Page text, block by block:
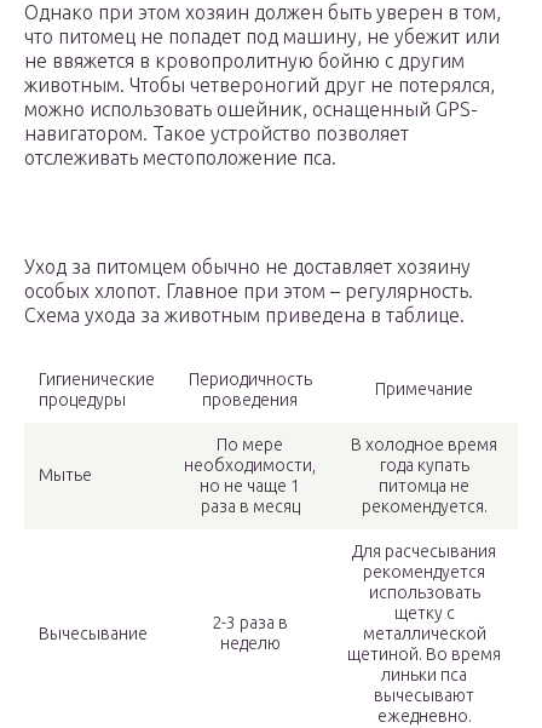
Однако при этом хозяин должен быть уверен в том,
что питомец не попадет под машину, не убежит или
не ввяжется в кровопролитную бойню с другим
животным. Чтобы четвероногий друг не потерялся,
можно использовать ошейник, оснащенный GPS-
навигатором. Такое устройство позволяет
отслеживать местоположение пса.
Уход за питомцем обычно не доставляет хозяину
особых хлопот. Главное при этом – регулярность.
Схема ухода за животным приведена в таблице.
Гигиенические
процедуры
Периодичность
проведения
Примечание
Мытье
По мере
необходимости,
но не чаще 1
раза в месяц
В холодное время
года купать
питомца не
рекомендуется.
Вычесывание
2-3 раза в
неделю
Для расчесывания
рекомендуется
использовать
щетку с
металлической
щетиной. Во время
линьки пса
вычесывают
ежедневно.